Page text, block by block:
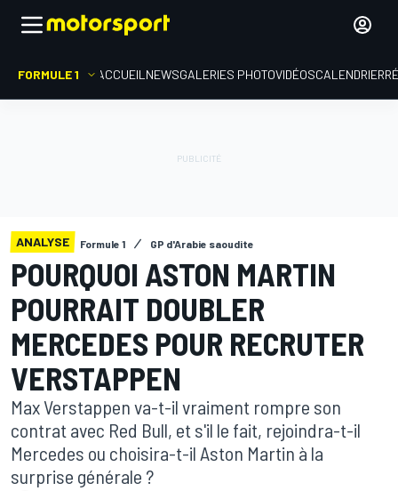
FORMULE 1 ACCUEIL NEWSGALERIES PHOTOVIDÉOSCALENDRIER
ANALYSE Formule 1 GP d'Arabie saoudite
POURQUOI ASTON MARTIN
POURRAIT DOUBLER
MERCEDES POUR RECRUTER
VERSTAPPEN
Max Verstappen va-t-il vraiment rompre son
contrat avec Red Bull, et s'il le fait, rejoindra-t-il
Mercedes ou choisira-t-il Aston Martin à la
surprise générale ?